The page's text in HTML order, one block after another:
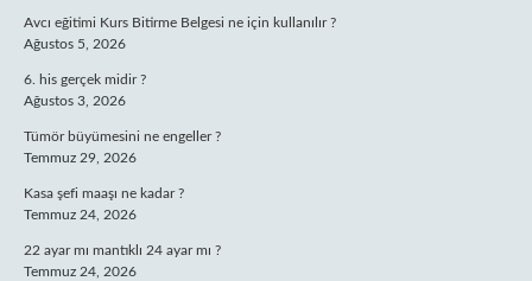
Avcı eğitimi Kurs Bitirme Belgesi ne için kullanılır ?
Ağustos 5, 2026
6. his gerçek midir ?
Ağustos 3, 2026
Tümör büyümesini ne engeller ?
Temmuz 29, 2026
Kasa şefi maaşı ne kadar ?
Temmuz 24, 2026
22 ayar mı mantıklı 24 ayar mı ?
Temmuz 24, 2026